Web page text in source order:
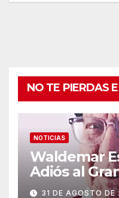
NO TE PIERDAS
NOTICIAS
Waldemar
Adiós al
31 DE AGOSTO DE